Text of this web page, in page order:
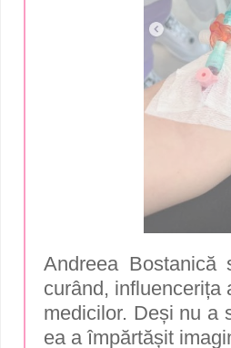
Andreea Bostanică
curând, influencerița
medicilor. Deși nu a
ea a împărtășit